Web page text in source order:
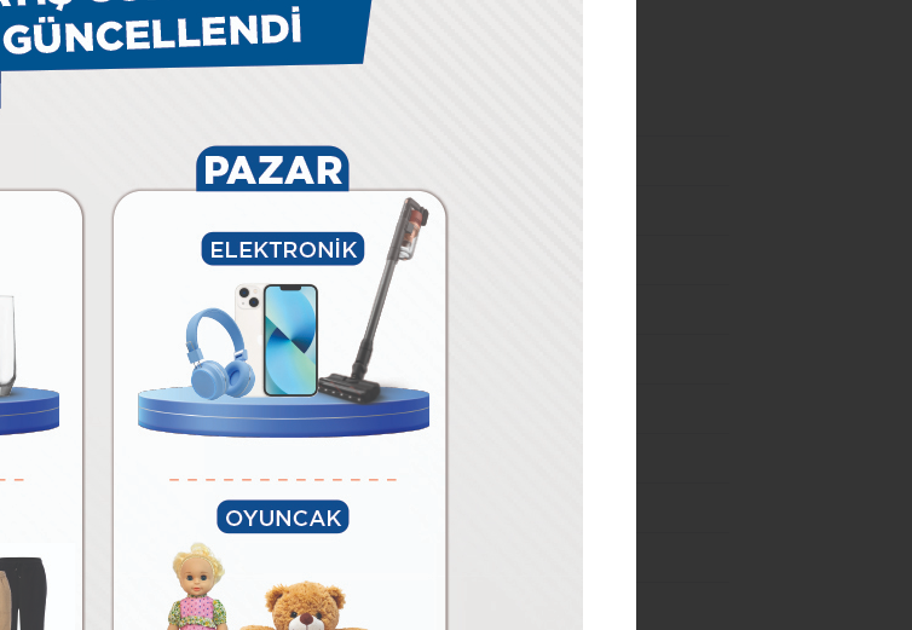
Özel
Afişler
29 Temmuz Çarşamba
28 Temmuz Salı
03 Haziran-24 Ağustos
01-07 Ağustos
02 Ağustos Pazar
02-31 Ağustos
05 Ağustos Çarşamba
04-31 Ağustos
04 Ağustos Salı
11 Ağustos Salı
12 Ağustos Çarşamba